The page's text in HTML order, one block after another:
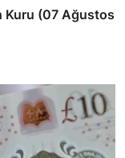
Kuru (07 Ağustos